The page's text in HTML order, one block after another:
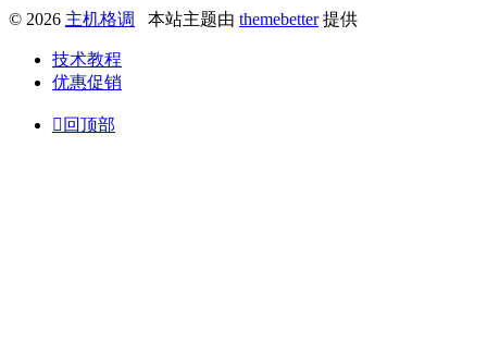
© 2026 主机格调 本站主题由 themebetter提供
技术教程
优惠促销
 回顶部